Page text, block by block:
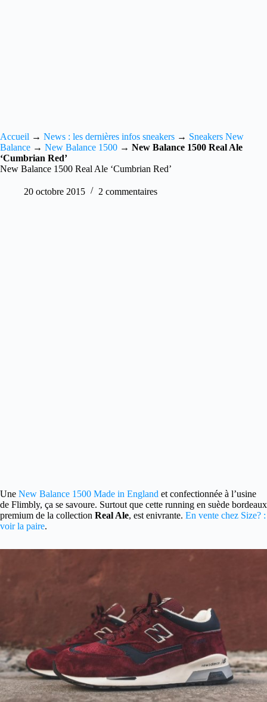
Accueil → News : les dernières infos sneakers → Sneakers New
Balance → New Balance 1500 → New Balance 1500 Real Ale
‘Cumbrian Red’
New Balance 1500 Real Ale ‘Cumbrian Red’
20 octobre 2015 2 commentaires
Une New Balance 1500 Made in England et confectionnée à l’usine
de Flimbly, ça se savoure. Surtout que cette running en suède bordeaux
premium de la collection Real Ale, est enivrante. En vente chez Size? :
voir la paire.